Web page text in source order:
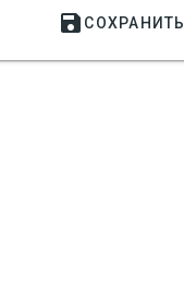
 СОХРАНИТЬ